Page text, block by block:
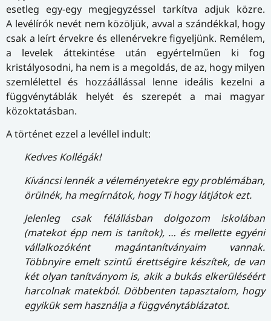
esetleg egy-egy megjegyzéssel tarkítva adjuk közre.
A levélírók nevét nem közöljük, avval a szándékkal, hogy
csak a leírt érvekre és ellenérvekre figyeljünk. Remélem,
a levelek áttekintése után egyértelműen ki fog
kristályosodni, ha nem is a megoldás, de az, hogy milyen
szemlélettel és hozzáállással lenne ideális kezelni a
függvénytáblák helyét és szerepét a mai magyar
közoktatásban.
A történet ezzel a levéllel indult:
Kedves Kollégák!
Kíváncsi lennék a véleményetekre egy problémában,
örülnék, ha megírnátok, hogy Ti hogy látjátok ezt.
Jelenleg csak félállásban dolgozom iskolában
(matekot épp nem is tanítok), … és mellette egyéni
vállalkozóként magántanítványaim vannak.
Többnyire emelt szintű érettségire készítek, de van
két olyan tanítványom is, akik a bukás elkerüléséért
harcolnak matekból. Döbbenten tapasztalom, hogy
egyikük sem használja a függvénytáblázatot.